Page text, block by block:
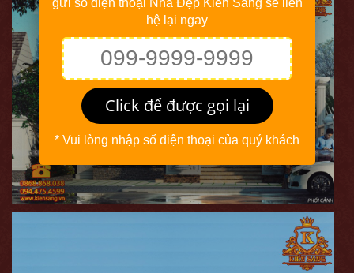
gửi số điện thoại Nhà Đẹp Kiến Sang sẽ liên
hệ lại ngay
Click để được gọi lại
* Vui lòng nhập số điện thoại của quý khách